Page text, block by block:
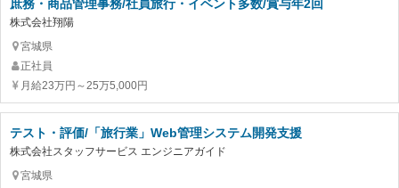
庶務・商品管理事務/社員旅行・イベント多数/賞与年2回
株式会社翔陽
宮城県
正社員
月給23万円～25万5,000円
テスト・評価/「旅行業」Web管理システム開発支援
株式会社スタッフサービス エンジニアガイド
宮城県